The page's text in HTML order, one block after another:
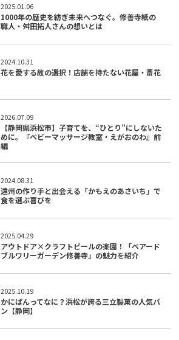
2025.01.06
1000年の歴史を紡ぎ未来へつなぐ。修善寺紙の
職人・舛田拓人さんの想いとは
2024.10.31
花を愛する故の選択！店舗を持たない花屋・斎花
2026.07.09
【静岡県浜松市】子育てを、“ひとり”にしないた
めに。『ベビーマッサージ教室・えがおのわ』前
編
2024.08.31
遠州の作り手と出会える「かもえのあさいち」で
食を選ぶ喜びを
2025.04.29
アウトドア×クラフトビールの楽園！「ベアード
ブルワリーガーデン修善寺」の魅力を紹介
2025.10.19
かにぱんってなに？浜松が誇る三立製菓の人気パ
ン【静岡】